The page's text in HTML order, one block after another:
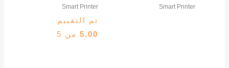
Smart Printer
Smart Printer
تم التقييم
5.00من 5